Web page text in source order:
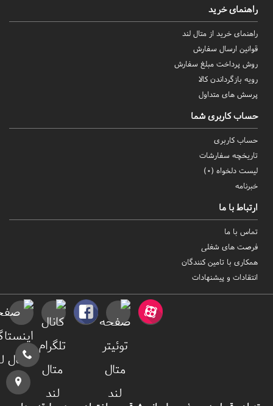
راهنمای خرید
راهنمای خرید از متال لند
قوانین ارسال سفارش
روش‌ پرداخت مبلغ سفارش
رویه بازگرداندن کالا
پرسش های متداول
حساب کاربری شما
حساب کاربری
تاریخچه سفارشات
لیست دلخواه (0
)
خبرنامه
ارتباط با ما
تماس با ما
فرصت های شغلی
همکاری با تامین کنندگان
انتقادات و پیشنهادات